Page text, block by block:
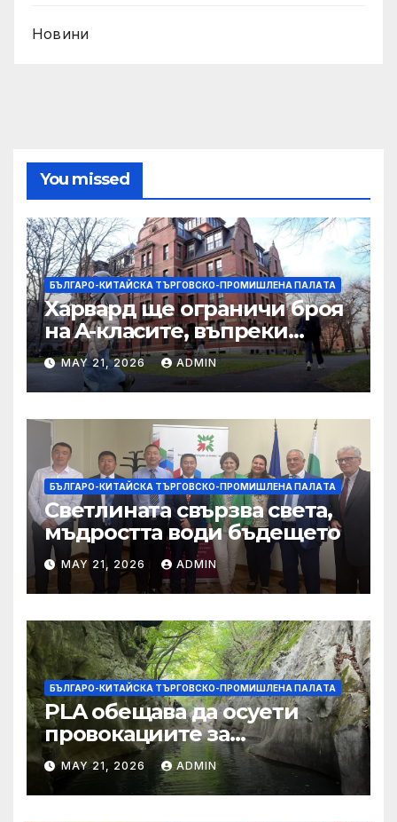
Новини
You missed
БЪЛГАРО-КИТАЙСКА ТЪРГОВСКО-ПРОМИШЛЕНА ПАЛAТА
Харвард ще ограничи броя
на A-класите, въпреки
силната съпротива на
студентите
MAY 21, 2026 ADMIN
БЪЛГАРО-КИТАЙСКА ТЪРГОВСКО-ПРОМИШЛЕНА ПАЛAТА
Светлината свързва света,
мъдростта води бъдещето
MAY 21, 2026 ADMIN
БЪЛГАРО-КИТАЙСКА ТЪРГОВСКО-ПРОМИШЛЕНА ПАЛAТА
PLA обещава да осуети
провокациите за
„независимост на Тайван“.
MAY 21, 2026 ADMIN